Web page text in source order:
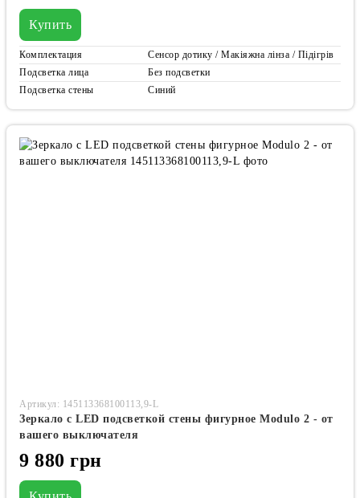
Купить
Комплектация
Сенсор дотику / Макіяжна лінза / Підігрів
Подсветка лица
Без подсветки
Подсветка стены
Синий
Артикул: 145113368100113,9-L
Зеркало с LED подсветкой стены фигурное Modulo 2 - от
вашего выключателя
9 880 грн